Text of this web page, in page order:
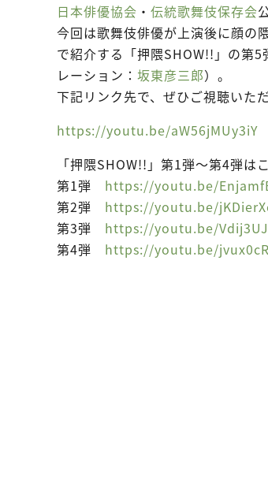
日本俳優協会 ・ 伝統歌舞伎保存会
今回は歌舞伎俳優が上演後に顔の
で紹介する「押隈SHOW!!」の第5
レーション： 坂東彦三郎）。
下記リンク先で、ぜひご視聴いた
https://youtu.be/aW56jMUy3iY
「押隈SHOW!!」第1弾～第4弾は
第1弾 https://youtu.be/
第2弾 https://youtu.be/
第3弾 https://youtu.be/
第4弾 https://youtu.be/